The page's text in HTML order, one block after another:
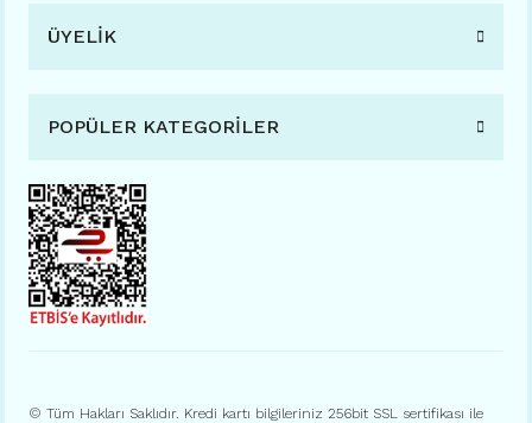
ÜYELİK
POPÜLER KATEGORİLER
© Tüm Hakları Saklıdır. Kredi kartı bilgileriniz 256bit SSL sertifikası ile